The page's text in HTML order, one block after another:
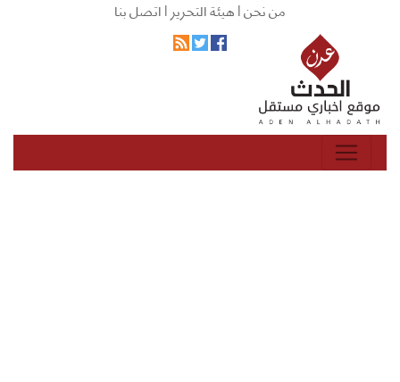
من نحن |هيئة التحرير |اتصل بنا